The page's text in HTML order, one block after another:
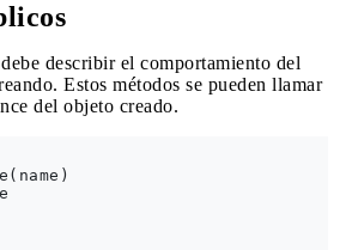
describir el comportamiento del
Estos métodos se pueden llamar
del objeto creado.